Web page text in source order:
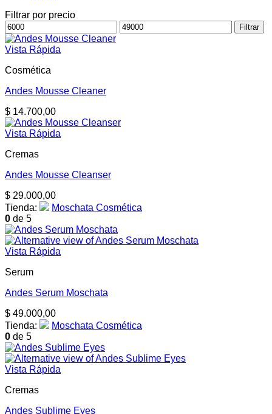
Filtrar por precio
Precio
mínimo
Precio
máximo
Filtrar
Vista Rápida
Cosmética
Andes Mousse Cleaner
$ 14.700,00
Vista Rápida
Cremas
Andes Mousse Cleanser
$ 29.000,00
Tienda:
Moschata Cosmética
0 de 5
Vista Rápida
Serum
Andes Serum Moschata
$ 49.000,00
Tienda:
Moschata Cosmética
0 de 5
Vista Rápida
Cremas
Andes Sublime Eyes